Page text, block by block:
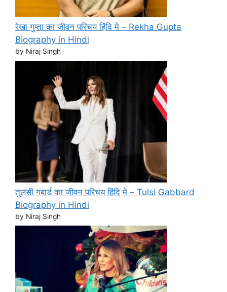
रेखा गुप्ता का जीवन परिचय हिंदि मे – Rekha Gupta
Biography in Hindi
by Niraj Singh
तुलसी गबार्ड का जीवन परिचय हिंदि मे – Tulsi Gabbard
Biography in Hindi
by Niraj Singh